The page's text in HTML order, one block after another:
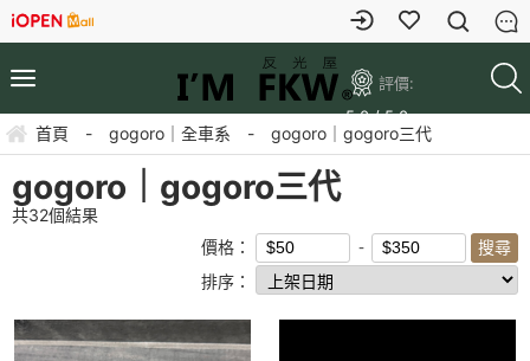
評價:
5.0 / 5.0
首頁 - gogoro｜全車系 - gogoro｜gogoro三代
gogoro｜gogoro三代
共32個結果
價格：
排序：